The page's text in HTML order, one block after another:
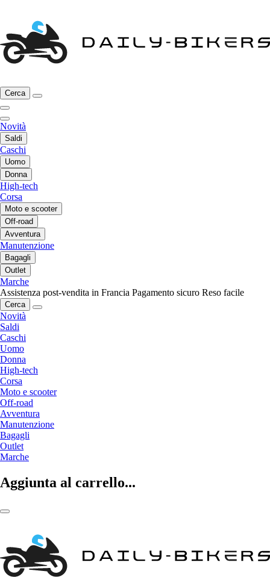
Cerca
Novità
Saldi
Caschi
Uomo
Donna
High-tech
Corsa
Moto e scooter
Off-road
Avventura
Manutenzione
Bagagli
Outlet
Marche
Assistenza post-vendita in Francia Pagamento sicuro Reso facile
Cerca
Novità
Saldi
Caschi
Uomo
Donna
High-tech
Corsa
Moto e scooter
Off-road
Avventura
Manutenzione
Bagagli
Outlet
Marche
Aggiunta al carrello...